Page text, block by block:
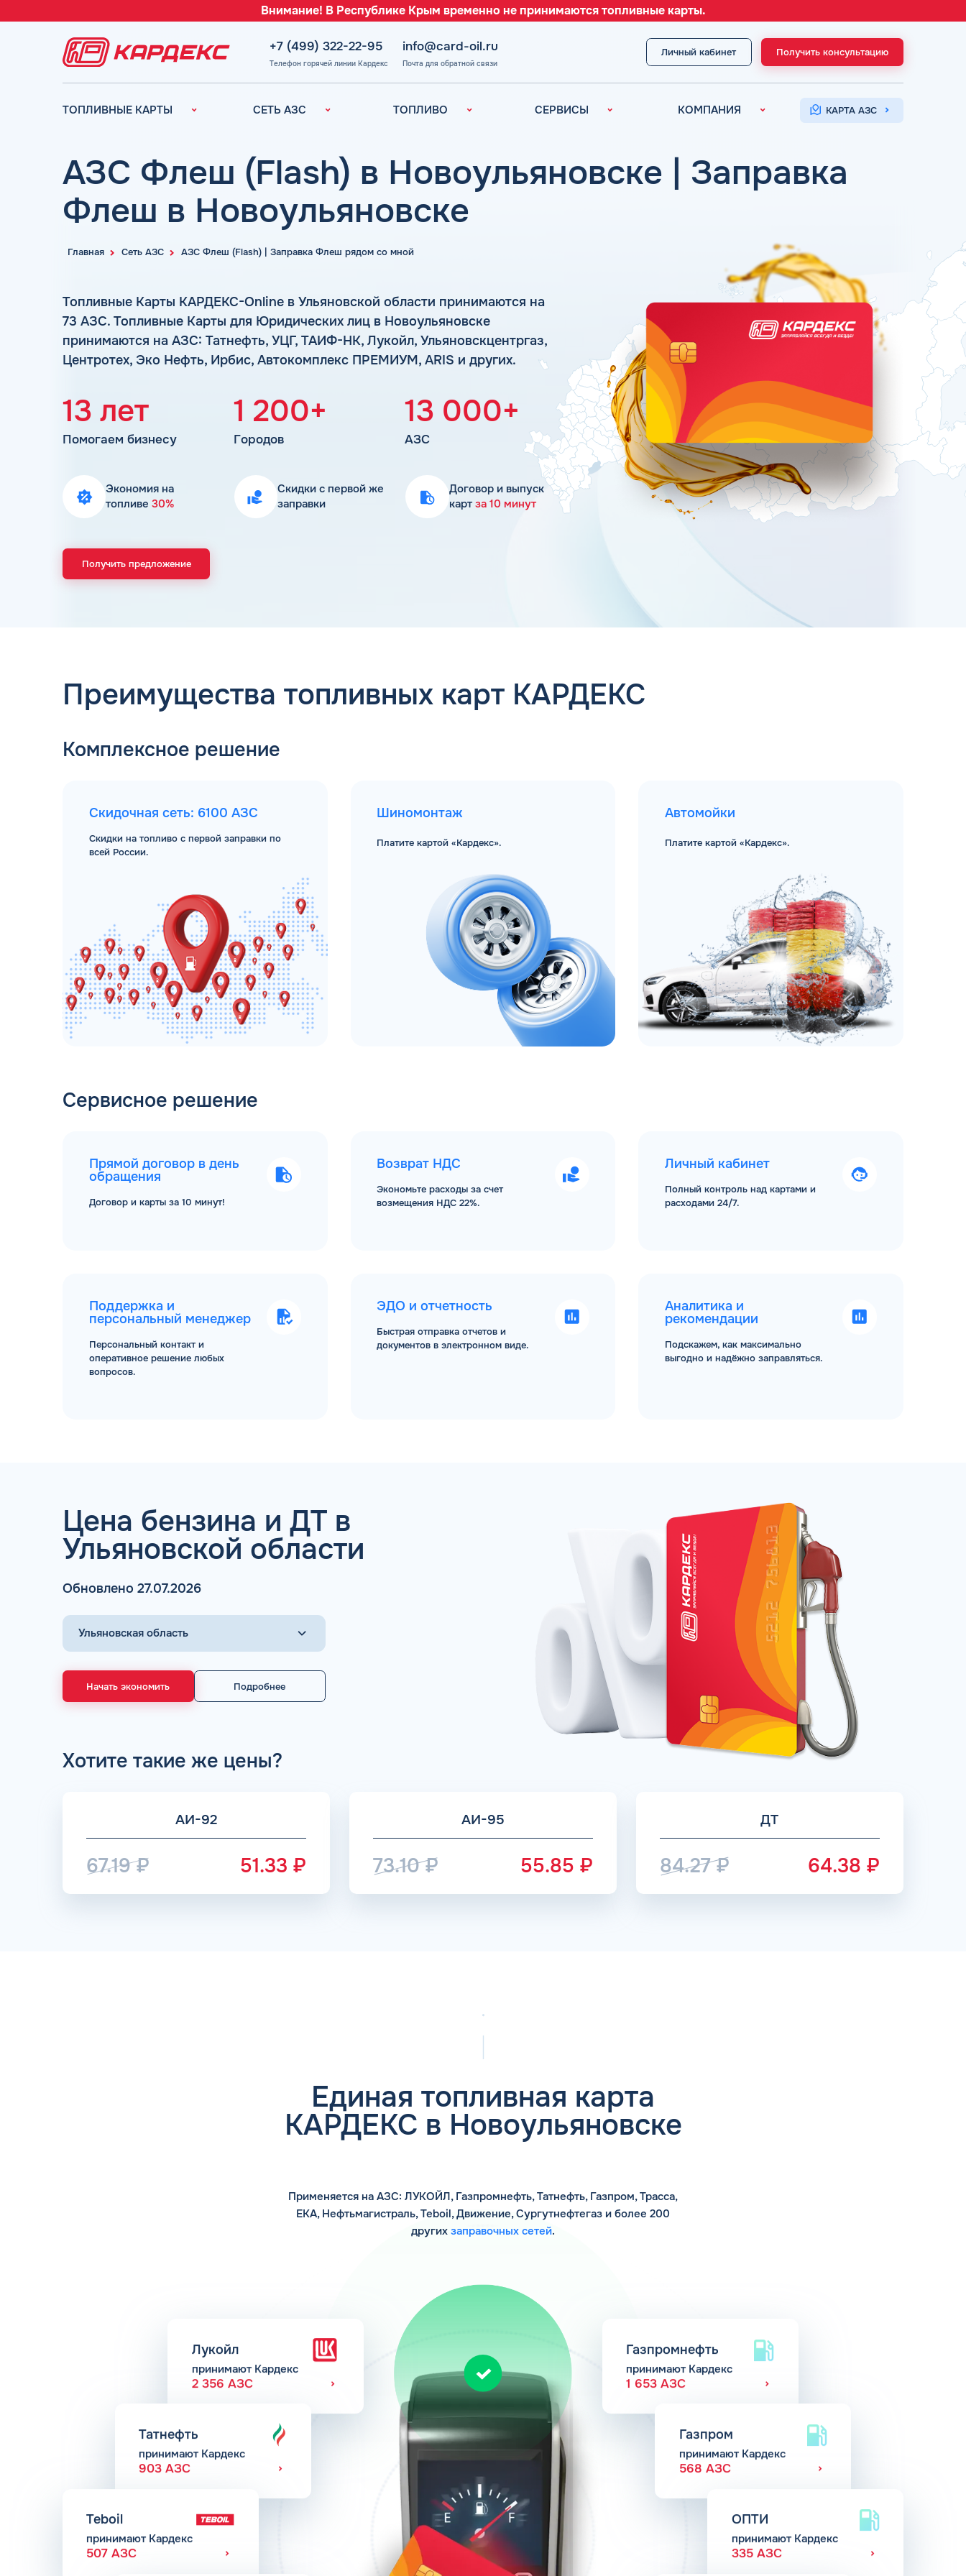
Внимание! В Республике Крым временно не принимаются топливные карты.
+7 (499) 322-22-95
Телефон горячей линии Кардекс
info@card-oil.ru
Почта для обратной связи
Личный кабинет Получить консультацию
ТОПЛИВНЫЕ КАРТЫ
Преимущества
Индивидуальный
подход
Автомойки
Шиномонтаж
Вопросы и Ответы
СЕТЬ АЗС
АЗС Газпромнефть
АЗС Тебойл
АЗС Газпром
АЗС
Нефтьмагистраль
ТОПЛИВО
Бензин
топливо
Топливные бренды
Калькулятор
расхода топлива
Статьи
Цена бензина и ДТ
СЕРВИСЫ
Документооборот
(ЭДО)
КОМПАНИЯ КАРТА АЗС
Главная Сеть АЗС АЗС Флеш (Flash) | Заправка Флеш рядом со мной
АЗС Флеш (Flash) в Новоульяновске | Заправка
Флеш в Новоульяновске
Топливные Карты КАРДЕКС-Online в Ульяновской области принимаются на
73 АЗС. Топливные Карты для Юридических лиц в Новоульяновске
принимаются на АЗС: Татнефть, УЦГ, ТАИФ-НК, Лукойл, Ульяновскцентргаз,
Центротех, Эко Нефть, Ирбис, Автокомплекс ПРЕМИУМ, ARIS и других.
13 лет
Помогаем бизнесу
1 200+
Городов
13 000+
АЗС
Экономия на
топливе30%
Скидки с первой же
заправки
Договор и выпуск
карт за 10 минут
Получить предложение
Преимущества топливных карт КАРДЕКС
Комплексное решение
Скидочная сеть: 6100 АЗС
Скидки на топливо с первой заправки по
всей России.
Шиномонтаж
Платите картой «Кардекс».
Автомойки
Платите картой «Кардекс».
Сервисное решение
Прямой договор в день
обращения
Договор и карты за 10 минут!
Возврат НДС
Экономьте расходы за счет
возмещения НДС 22%.
Личный кабинет
Полный контроль над картами и
расходами 24/7.
Поддержка и
персональный менеджер
Персональный контакт и
оперативное решение любых
вопросов.
ЭДО и отчетность
Быстрая отправка отчетов и
документов в электронном виде.
Аналитика и
рекомендации
Подскажем, как максимально
выгодно и надёжно заправляться.
Цена бензина и ДТ в
Ульяновской области
Обновлено 27.07.2026
Начать экономить Подробнее
Хотите такие же цены?
АИ-92
67.19₽ 51.33 ₽
АИ-95
73.10₽ 55.85 ₽
ДТ
84.27₽ 64.38 ₽
Единая топливная карта
КАРДЕКС в Новоульяновске
Применяется на АЗС: ЛУКОЙЛ, Газпромнефть, Татнефть, Газпром, Трасса,
ЕКА, Нефтьмагистраль, Teboil, Движение, Сургутнефтегаз и более 200
других заправочных сетей.
Лукойл
принимают Кардекс
2 356 АЗС
Газпромнефть
принимают Кардекс
1 653 АЗС
Татнефть
принимают Кардекс
903 АЗС
Газпром
принимают Кардекс
568 АЗС
Teboil
принимают Кардекс
507 АЗС
ОПТИ
принимают Кардекс
335 АЗС
день обращения
Комментарий
Для юр. лиц и ИП
ДО
ЗАВТРА
Спасибо! Ваша заявка принята.
Мы свяжемся с Вами в ближайшее время